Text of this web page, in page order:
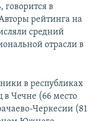
говорится в
рейтинга на
средний
отрасли в
в республиках
в Чечне (66 место
Черкесии (81